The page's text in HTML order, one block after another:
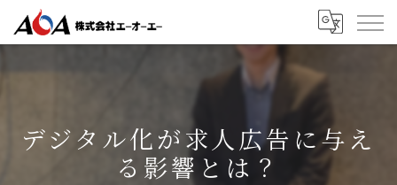
デジタル化が求人広告に与え
る影響とは？